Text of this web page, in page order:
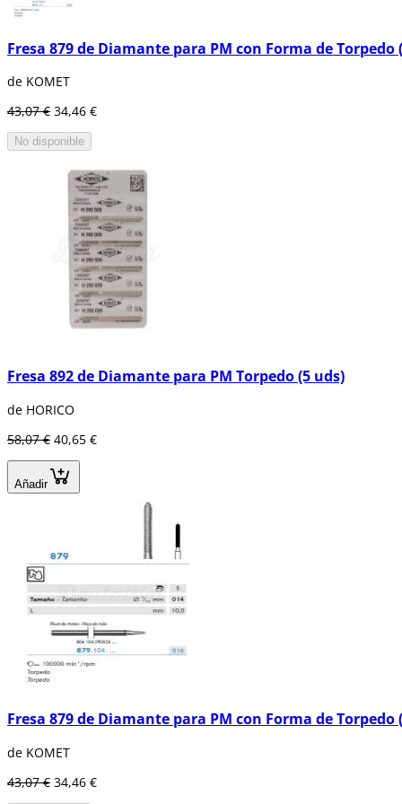
Fresa 879 de Diamante para PM con Forma de Torpedo
de KOMET
43,07 € 34,46 €
No disponible
Fresa 892 de Diamante para PM Torpedo (5 uds)
de HORICO
58,07 € 40,65 €
Añadir
Fresa 879 de Diamante para PM con Forma de Torpedo
de KOMET
43,07 € 34,46 €